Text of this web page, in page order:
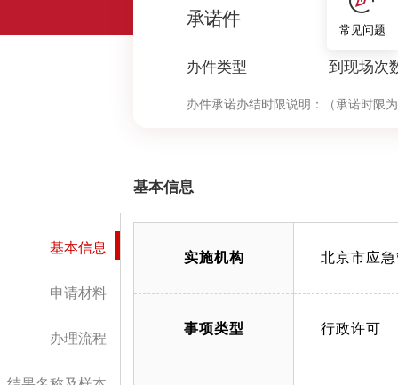
承诺件
办件类型
0
到现场次
办件承诺办结时限说明： （承诺时限
基本信息
申请材料
办理流程
基本信息
实施机构 北京市应
事项类型 行政许可
常见问题